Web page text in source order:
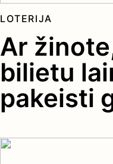
Ar
bilietu
pakeisti
LOTERIJA